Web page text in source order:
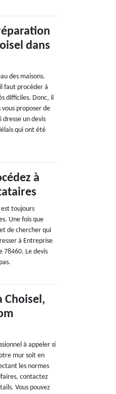
dans
des maisons.
faut procéder à
difficiles. Donc, il
proposer de
un devis
qui ont été
à
est toujours
Une fois que
de chercher qui
à Entreprise
78460. Le devis
Choisel,
à appeler si
mur soit en
les normes
contactez
Vous pouvez